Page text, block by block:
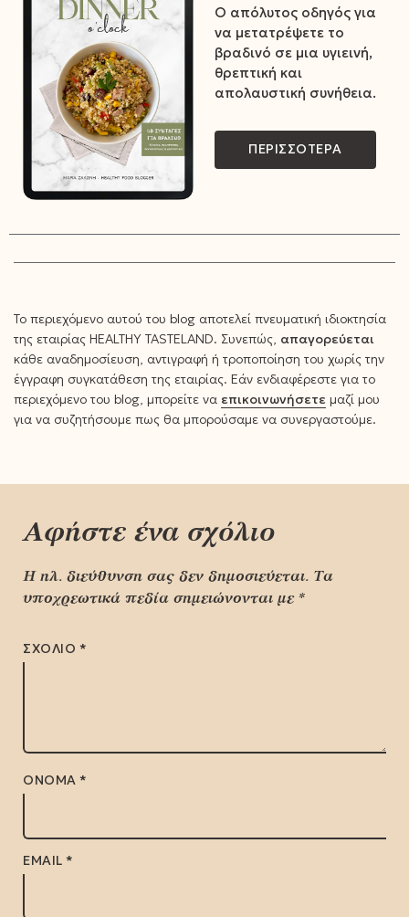
Ο απόλυτος οδηγός για
να μετατρέψετε το
βραδινό σε μια υγιεινή,
θρεπτική και
απολαυστική συνήθεια.
ΠΕΡΙΣΣΟΤΕΡΑ
Το περιεχόμενο αυτού του blog αποτελεί πνευματική ιδιοκτησία
της εταιρίας HEALTHY TASTELAND. Συνεπώς, απαγορεύεται
κάθε αναδημοσίευση, αντιγραφή ή τροποποίηση του χωρίς την
έγγραφη συγκατάθεση της εταιρίας. Εάν ενδιαφέρεστε για το
περιεχόμενο του blog, μπορείτε να επικοινωνήσετε μαζί μου
για να συζητήσουμε πως θα μπορούσαμε να συνεργαστούμε.
Αφήστε ένα σχόλιο
Η ηλ. διεύθυνση σας δεν δημοσιεύεται. Τα
υποχρεωτικά πεδία σημειώνονται με *
ΣΧΌΛΙΟ *
ΌΝΟΜΑ *
EMAIL *